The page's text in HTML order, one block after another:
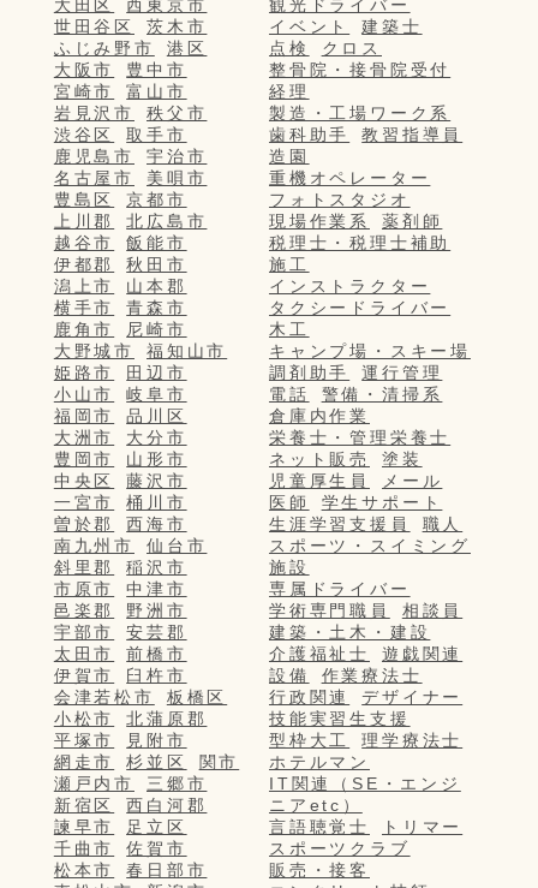
大田区
西東京市
世田谷区
茨木市
ふじみ野市
港区
大阪市
豊中市
宮崎市
富山市
岩見沢市
秩父市
渋谷区
取手市
鹿児島市
宇治市
名古屋市
美唄市
豊島区
京都市
上川郡
北広島市
越谷市
飯能市
伊都郡
秋田市
潟上市
山本郡
横手市
青森市
鹿角市
尼崎市
大野城市
福知山市
姫路市
田辺市
小山市
岐阜市
福岡市
品川区
大洲市
大分市
豊岡市
山形市
中央区
藤沢市
一宮市
桶川市
曽於郡
西海市
南九州市
仙台市
斜里郡
稲沢市
市原市
中津市
邑楽郡
野洲市
宇部市
安芸郡
太田市
前橋市
伊賀市
臼杵市
会津若松市
板橋区
小松市
北蒲原郡
平塚市
見附市
網走市
杉並区
関市
瀬戸内市
三郷市
新宿区
西白河郡
諫早市
足立区
千曲市
佐賀市
松本市
春日部市
観光ドライバー
イベント
建築士
点検
クロス
整骨院・接骨院受付
経理
製造・工場ワーク系
歯科助手
教習指導員
造園
重機オペレーター
フォトスタジオ
現場作業系
薬剤師
税理士・税理士補助
施工
インストラクター
タクシードライバー
木工
キャンプ場・スキー場
調剤助手
運行管理
電話
警備・清掃系
倉庫内作業
栄養士・管理栄養士
ネット販売
塗装
児童厚生員
メール
医師
学生サポート
生涯学習支援員
職人
スポーツ・スイミング
施設
専属ドライバー
学術専門職員
相談員
建築・土木・建設
介護福祉士
遊戯関連
設備
作業療法士
行政関連
デザイナー
技能実習生支援
型枠大工
理学療法士
ホテルマン
IT関連（SE・エンジ
ニアetc）
言語聴覚士
トリマー
スポーツクラブ
販売・接客